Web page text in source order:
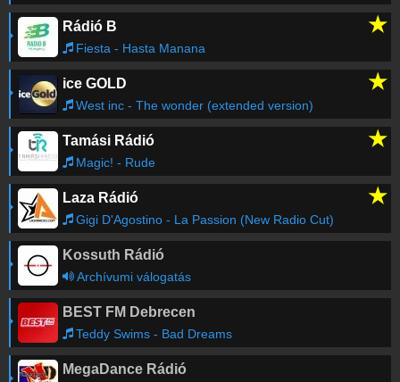
Rádió B ★
Fiesta - Hasta Manana
ice GOLD ★
West inc - The wonder (extended version)
Tamási Rádió ★
Magic! - Rude
Laza Rádió ★
Gigi D'Agostino - La Passion (New Radio Cut)
Kossuth Rádió
Archívumi válogatás
BEST FM Debrecen
Teddy Swims - Bad Dreams
MegaDance Rádió